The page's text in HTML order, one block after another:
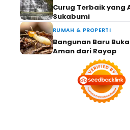
Curug Terbaik yang
Sukabumi
RUMAH & PROPERTI
Bangunan Baru
Aman dari Rayap